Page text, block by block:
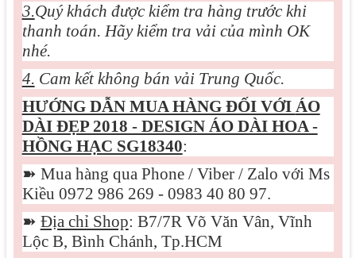
3.Quý khách được kiểm tra hàng trước khi
thanh toán. Hãy kiểm tra vải của mình OK
nhé.
4. Cam kết không bán vải Trung Quốc.
HƯỚNG DẪN MUA HÀNG ĐỐI VỚI ÁO
DÀI ĐẸP 2018 - DESIGN ÁO DÀI HOA -
HỒNG HẠC SG18340:
➽ Mua hàng qua Phone / Viber / Zalo với Ms
Kiều 0972 986 269 - 0983 40 80 97.
➽ Địa chỉ Shop: B7/7R Võ Văn Vân, Vĩnh
Lộc B, Bình Chánh, Tp.HCM